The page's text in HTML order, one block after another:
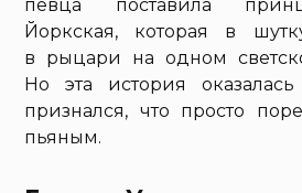
певца поставила
Йоркская, которая в
в рыцари на одном
Но эта история
признался, что просто
пьяным.